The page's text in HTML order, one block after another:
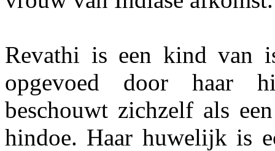
Revathi is een kind van
opgevoed door haar
beschouwt zichzelf als
hindoe. Haar huwelijk is